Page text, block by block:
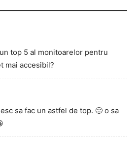
top 5 al monitoarelor pentru
mai accesibil?
sa fac un astfel de top. 🙂 o sa